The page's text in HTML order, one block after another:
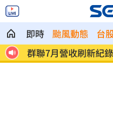
即時 颱風動態 台
了
群聯7月營收刷新紀
4500%